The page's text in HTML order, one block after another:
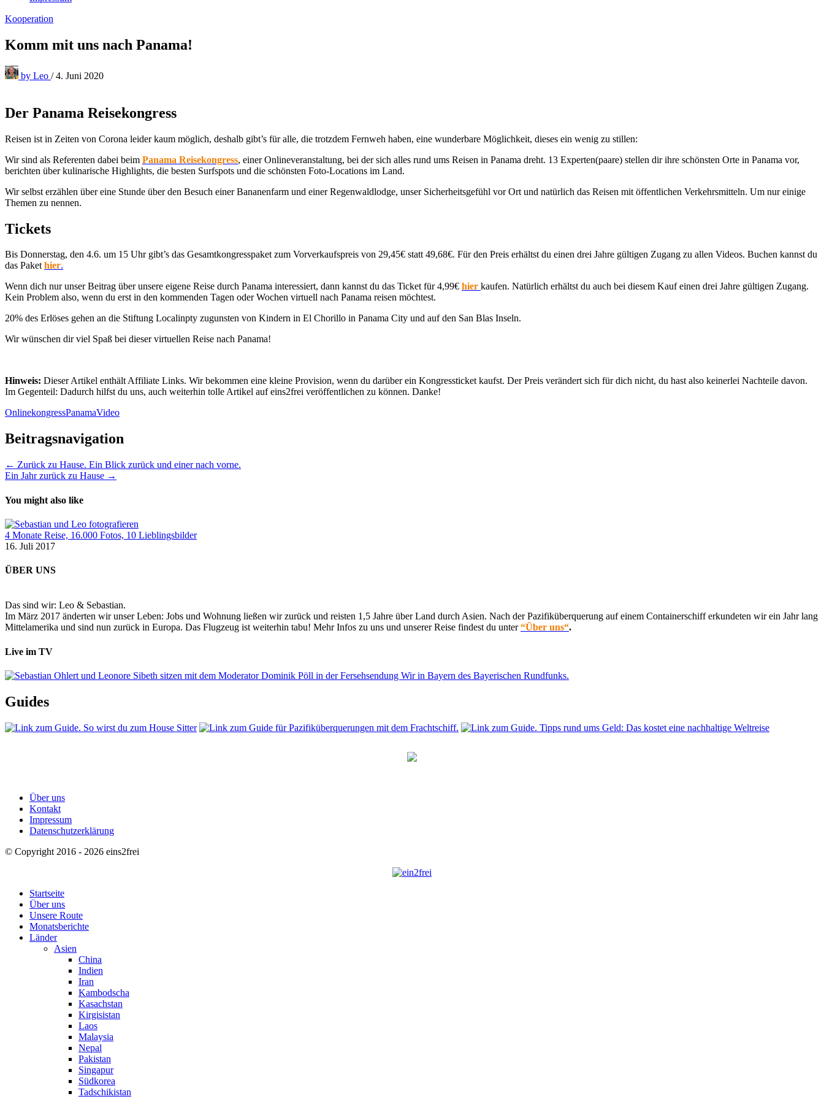
Kooperation
Komm mit uns nach Panama!
by Leo / 4. Juni 2020
Der Panama Reisekongress
Reisen ist in Zeiten von Corona leider kaum möglich, deshalb gibt’s für alle, die trotzdem Fernweh haben, eine wunderbare Möglichkeit, dieses ein wenig zu stillen:
Wir sind als Referenten dabei beim Panama Reisekongress, einer Onlineveranstaltung, bei der sich alles rund ums Reisen in Panama dreht. 13 Experten(paare) stellen dir ihre schönsten Orte in Panama vor,
berichten über kulinarische Highlights, die besten Surfspots und die schönsten Foto-Locations im Land.
Wir selbst erzählen über eine Stunde über den Besuch einer Bananenfarm und einer Regenwaldlodge, unser Sicherheitsgefühl vor Ort und natürlich das Reisen mit öffentlichen Verkehrsmitteln. Um nur einige
Themen zu nennen.
Tickets
Bis Donnerstag, den 4.6. um 15 Uhr gibt’s das Gesamtkongresspaket zum Vorverkaufspreis von 29,45€ statt 49,68€. Für den Preis erhältst du einen drei Jahre gültigen Zugang zu allen Videos. Buchen kannst du
das Pakethier.
Wenn dich nur unser Beitrag über unsere eigene Reise durch Panama interessiert, dann kannst du das Ticket für 4,99€ hier kaufen. Natürlich erhältst du auch bei diesem Kauf einen drei Jahre gültigen Zugang.
Kein Problem also, wenn du erst in den kommenden Tagen oder Wochen virtuell nach Panama reisen möchtest.
20% des Erlöses gehen an die Stiftung Localinpty zugunsten von Kindern in El Chorillo in Panama City und auf den San Blas Inseln.
Wir wünschen dir viel Spaß bei dieser virtuellen Reise nach Panama!
Hinweis: Dieser Artikel enthält Affiliate Links. Wir bekommen eine kleine Provision, wenn du darüber ein Kongressticket kaufst. Der Preis verändert sich für dich nicht, du hast also keinerlei Nachteile davon.
Im Gegenteil: Dadurch hilfst du uns, auch weiterhin tolle Artikel auf eins2frei veröffentlichen zu können. Danke!
OnlinekongressPanamaVideo
Beitragsnavigation
← Zurück zu Hause. Ein Blick zurück und einer nach vorne.
Ein Jahr zurück zu Hause →
You might also like
4 Monate Reise, 16.000 Fotos, 10 Lieblingsbilder
16. Juli 2017
ÜBER UNS
Das sind wir: Leo & Sebastian.
Im März 2017 änderten wir unser Leben: Jobs und Wohnung ließen wir zurück und reisten 1,5 Jahre über Land durch Asien. Nach der Pazifiküberquerung auf einem Containerschiff erkundeten wir ein Jahr lang
Mittelamerika und sind nun zurück in Europa. Das Flugzeug ist weiterhin tabu! Mehr Infos zu uns und unserer Reise findest du unter“Über uns“.
Live im TV
Guides
Über uns
Kontakt
Impressum
Datenschutzerklärung
© Copyright 2016 - 2026 eins2frei
Startseite
Über uns
Unsere Route
Monatsberichte
Länder
Asien
China
Indien
Iran
Kambodscha
Kasachstan
Kirgisistan
Laos
Malaysia
Nepal
Pakistan
Singapur
Südkorea
Tadschikistan